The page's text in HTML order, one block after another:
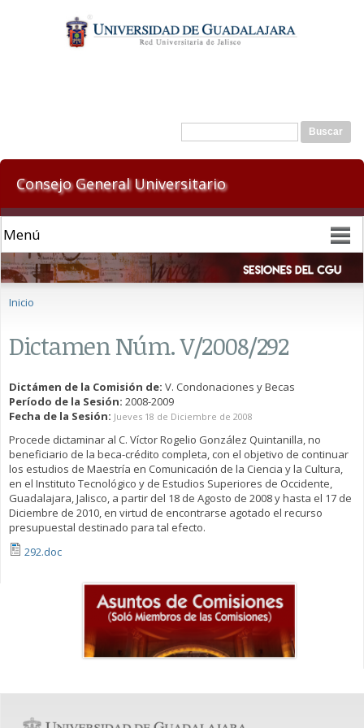
contenido
principal
Formulario de búsqueda
Buscar
Consejo General Universitario
Inicio
Dictamen Núm. V/2008/292
Dictámen de la Comisión de: V. Condonaciones y Becas
Período de la Sesión: 2008-2009
Fecha de la Sesión: Jueves 18 de Diciembre de 2008
Procede dictaminar al C. Víctor Rogelio González Quintanilla, no
beneficiario de la beca-crédito completa, con el objetivo de continuar
los estudios de Maestría en Comunicación de la Ciencia y la Cultura,
en el Instituto Tecnológico y de Estudios Superiores de Occidente,
Guadalajara, Jalisco, a partir del 18 de Agosto de 2008 y hasta el 17 de
Diciembre de 2010, en virtud de encontrarse agotado el recurso
presupuestal destinado para tal efecto.
292.doc